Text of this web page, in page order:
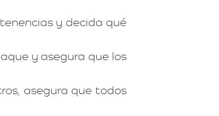
y decida qué
y asegura que los
asegura que todos